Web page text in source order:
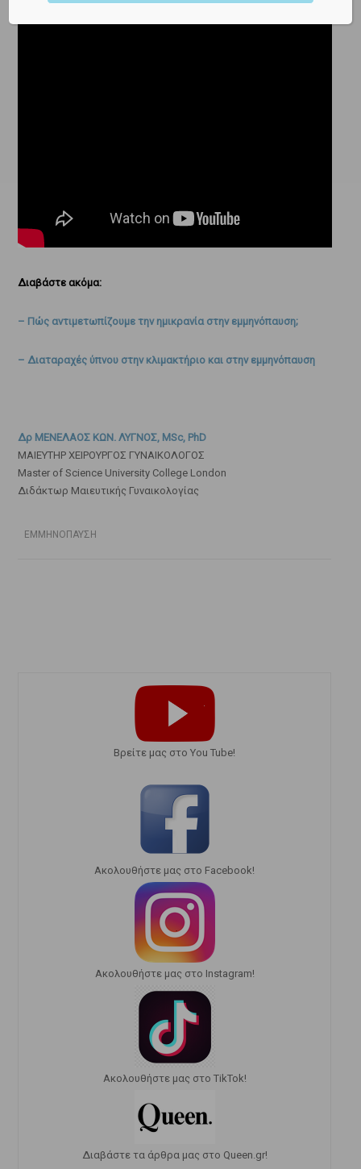
Διαβάστε ακόμα:
– Πώς αντιμετωπίζουμε την ημικρανία στην εμμηνόπαυση;
– Διαταραχές ύπνου στην κλιμακτήριο και στην εμμηνόπαυση
Δρ ΜΕΝΕΛΑΟΣ ΚΩΝ. ΛΥΓΝΟΣ, MSc, PhD
ΜΑΙΕΥΤΗΡ ΧΕΙΡΟΥΡΓΟΣ ΓΥΝΑΙΚΟΛΟΓΟΣ
Master of Science University College London
Διδάκτωρ Μαιευτικής Γυναικολογίας
ΕΜΜΗΝΟΠΑΥΣΗ
Bρείτε μας στο You Tube!
Ακολουθήστε μας στο Facebook!
Ακολουθήστε μας στο Instagram!
Ακολουθήστε μας στο TikTok!
Διαβάστε τα άρθρα μας στο Queen.gr!